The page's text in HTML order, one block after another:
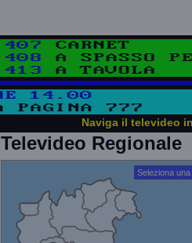
Naviga il televideo
Televideo Regionale
Seleziona